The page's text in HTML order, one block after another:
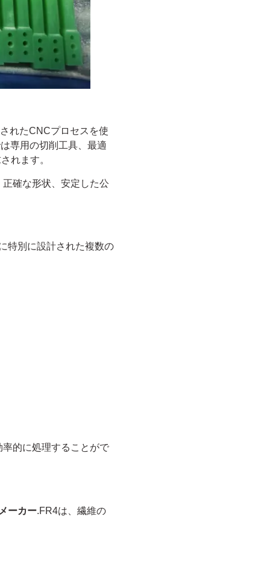
れたCNCプロセスを使
専用の切削工具、最適
れます。
確な形状、安定した公
特別に設計された複数の
的に処理することがで
ーカー.FR4は、繊維の